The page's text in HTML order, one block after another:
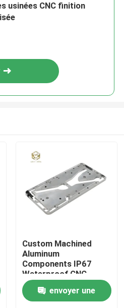
usinées CNC finition
Custom Machined
Aluminum
Components IP67
Waterproof CNC
Service For
Automotiveenvoyer une